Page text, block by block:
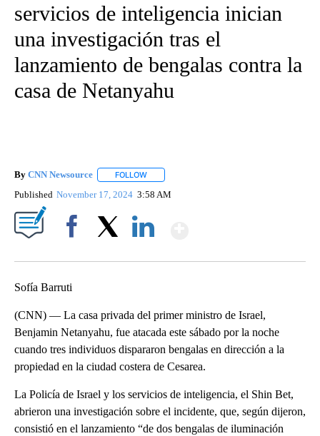
servicios de inteligencia inician
una investigación tras el
lanzamiento de bengalas contra la
casa de Netanyahu
By CNN Newsource FOLLOW
Published November 17, 2024 3:58 AM
Sofía Barruti
(CNN) — La casa privada del primer ministro de Israel,
Benjamin Netanyahu, fue atacada este sábado por la noche
cuando tres individuos dispararon bengalas en dirección a la
propiedad en la ciudad costera de Cesarea.
La Policía de Israel y los servicios de inteligencia, el Shin Bet,
abrieron una investigación sobre el incidente, que, según dijeron,
consistió en el lanzamiento “de dos bengalas de iluminación